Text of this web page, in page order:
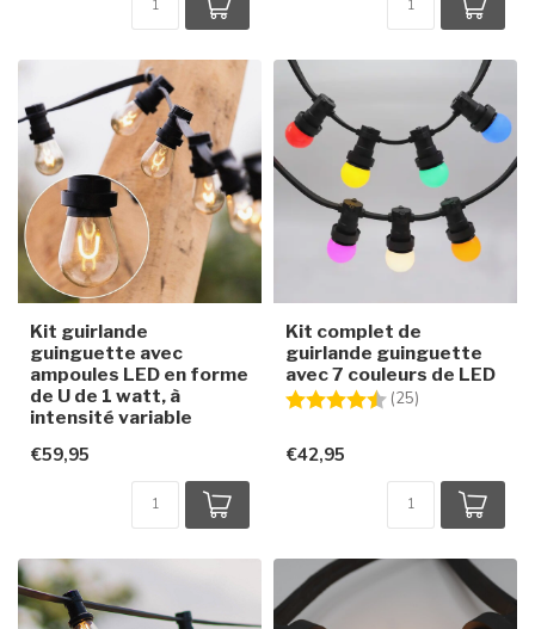
Kit guirlande
guinguette avec
ampoules LED en forme
de U de 1 watt, à
intensité variable
€59,95
Kit complet de
guirlande guinguette
avec 7 couleurs de LED
Note:
(25)
€42,95